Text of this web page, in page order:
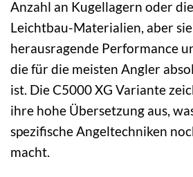
Anzahl an Kugellagern oder
Leichtbau-Materialien, aber
herausragende Performance
die für die meisten Angler
ist. Die C5000 XG Variante
ihre hohe Übersetzung aus,
spezifische Angeltechniken
macht.